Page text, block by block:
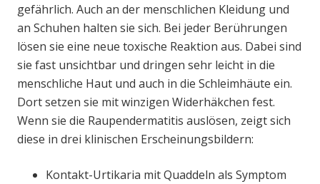
gefährlich. Auch an der menschlichen Kleidung und
an Schuhen halten sie sich. Bei jeder Berührungen
lösen sie eine neue toxische Reaktion aus. Dabei sind
sie fast unsichtbar und dringen sehr leicht in die
menschliche Haut und auch in die Schleimhäute ein.
Dort setzen sie mit winzigen Widerhäkchen fest.
Wenn sie die Raupendermatitis auslösen, zeigt sich
diese in drei klinischen Erscheinungsbildern:
Kontakt-Urtikaria mit Quaddeln als Symptom